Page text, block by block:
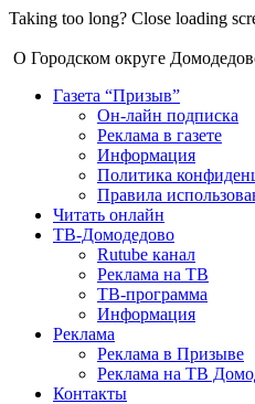
Taking too long? Close loading
О Городском округе
Газета “Призыв”
Он-лайн подписка
Реклама в газете
Информация
Политика
Правила
Читать онлайн
ТВ-Домодедово
Rutube канал
Реклама на ТВ
ТВ-программа
Информация
Реклама
Реклама в Призыве
Реклама на ТВ
Контакты